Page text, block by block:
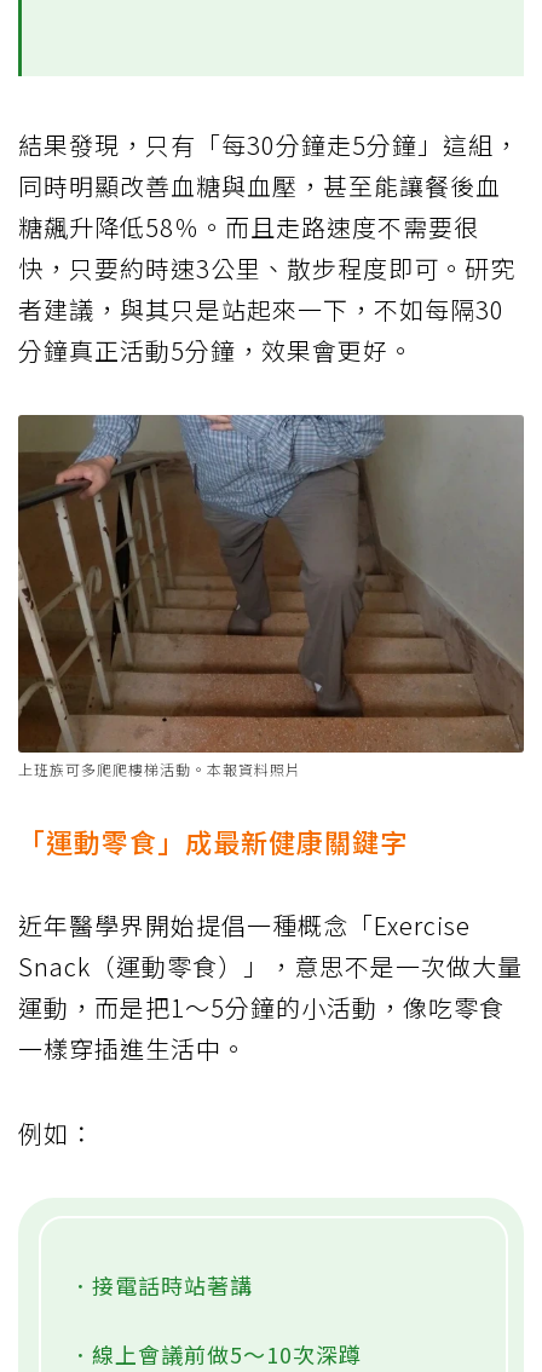
結果發現，只有「每30分鐘走5分鐘」這組，
同時明顯改善血糖與血壓，甚至能讓餐後血
糖飆升降低58％。而且走路速度不需要很
快，只要約時速3公里、散步程度即可。研究
者建議，與其只是站起來一下，不如每隔30
分鐘真正活動5分鐘，效果會更好。
上班族可多爬爬樓梯活動。本報資料照片
「運動零食」成最新健康關鍵字
近年醫學界開始提倡一種概念「Exercise
Snack（運動零食）」，意思不是一次做大量
運動，而是把1～5分鐘的小活動，像吃零食
一樣穿插進生活中。
例如：
．接電話時站著講
．線上會議前做5～10次深蹲